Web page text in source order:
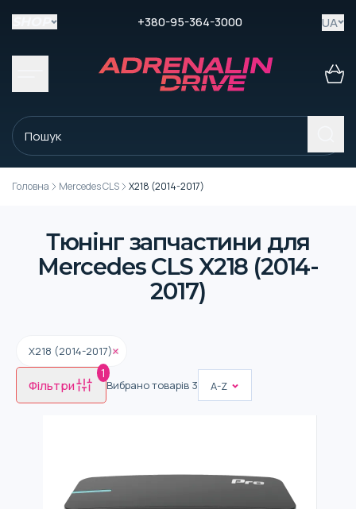
+380-95-364-3000 UA
Головна Mercedes CLS X218 (2014-2017)
Тюнінг запчастини для
Mercedes CLS X218 (2014-
2017)
X218 (2014-2017)
Фільтри
1
Вибрано товарів 3 A-Z